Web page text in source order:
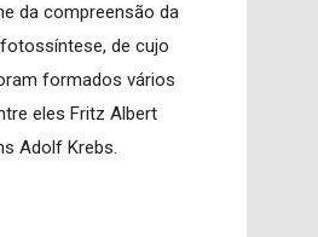
da compreensão da
de cujo
formados vários
eles Fritz Albert
Adolf Krebs.